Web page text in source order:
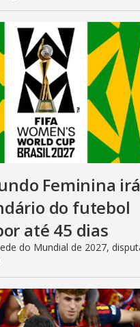
Feminina irá
do futebol
até 45 dias
do Mundial de 2027,